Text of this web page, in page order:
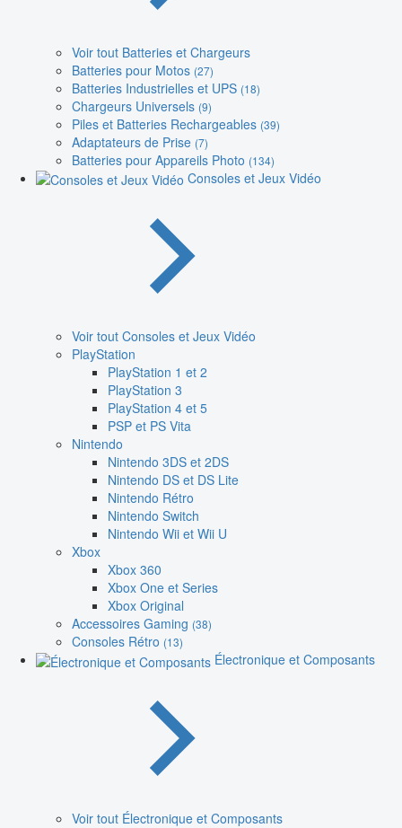
Voir tout Batteries et Chargeurs
Batteries pour Motos (27)
Batteries Industrielles et UPS (18)
Chargeurs Universels (9)
Piles et Batteries Rechargeables (39)
Adaptateurs de Prise (7)
Batteries pour Appareils Photo (134)
Consoles et Jeux Vidéo
Voir tout Consoles et Jeux Vidéo
PlayStation
PlayStation 1 et 2
PlayStation 3
PlayStation 4 et 5
PSP et PS Vita
Nintendo
Nintendo 3DS et 2DS
Nintendo DS et DS Lite
Nintendo Rétro
Nintendo Switch
Nintendo Wii et Wii U
Xbox
Xbox 360
Xbox One et Series
Xbox Original
Accessoires Gaming (38)
Consoles Rétro (13)
Électronique et Composants
Voir tout Électronique et Composants